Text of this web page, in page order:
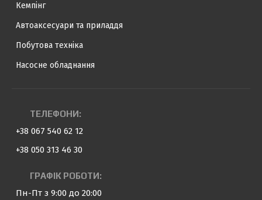
Кемпінг
Автоаксесуари та приладдя
Побутова техніка
Насосне обладнання
ТЕЛЕФОНИ:
+38 067 540 62 12
+38 050 313 46 30
ГРАФІК РОБОТИ:
Пн-Пт з 9:00 до 20:00